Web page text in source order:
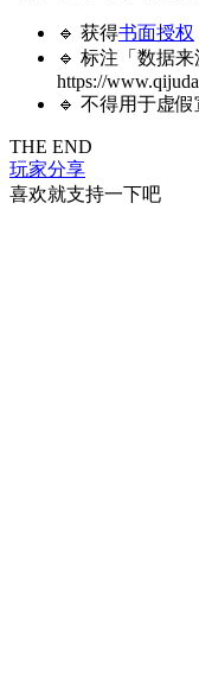
🔹 获得书面授权
🔹 标注「数据
https://
🔹 不得用于虚假
THE END
玩家分享
喜欢就支持一下吧